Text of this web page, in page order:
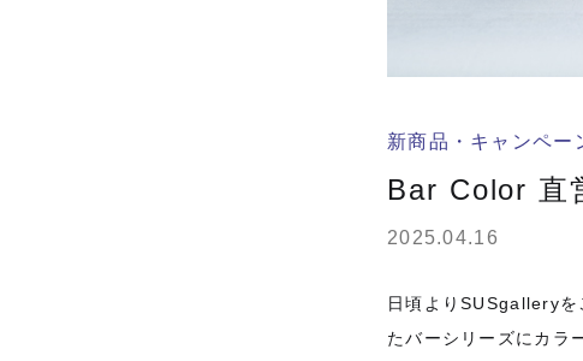
新商品・キャンペー
Bar Color 直
2025.04.16
日頃よりSUSgalleryを
たバーシリーズにカラ